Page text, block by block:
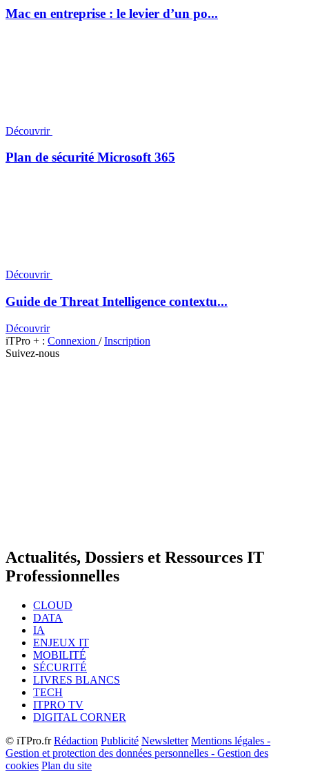
Mac en entreprise : le levier d’un po...
Découvrir
Plan de sécurité Microsoft 365
Découvrir
Guide de Threat Intelligence contextu...
Découvrir
iTPro + : Connexion /Inscription
Suivez-nous
Actualités, Dossiers et Ressources IT
Professionnelles
CLOUD
DATA
IA
ENJEUX IT
MOBILITÉ
SÉCURITÉ
LIVRES BLANCS
TECH
ITPRO TV
DIGITAL CORNER
© iTPro.frRédaction Publicité Newsletter Mentions légales -
Gestion et protection des données personnelles - Gestion des
cookies Plan du site